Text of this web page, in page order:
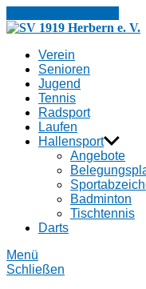
Verein
Senioren
Jugend
Tennis
Radsport
Laufen
Hallensport
Angebote
Badminton
Tischtennis
Darts
Menü
Schließen